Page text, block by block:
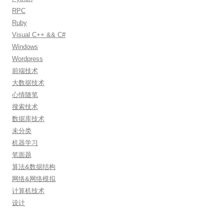
RPC
Ruby
Visual C++ && C#
Windows
Wordpress
前端技术
大数据技术
心情随笔
搜索技术
数据库技术
未分类
机器学习
笔面题
算法&数据结构
网络&网络模拟
计算机技术
设计